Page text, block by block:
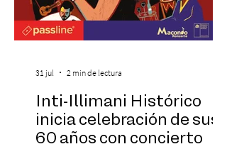
Inti-Illimani Histórico
inicia celebración de sus
60 años con concierto
31 jul 2 min de lectura